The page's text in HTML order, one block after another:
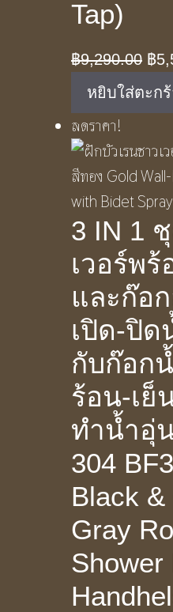
Tap)
฿9,290.00
price
฿
หยิบใส่ตะก
ลดราคา!
3 IN 1
เวอร์พ
และก๊อ
เปิด-ปิด
กับก๊อก
ร้อน-เย็
ทำน้ำอุ่
304
Black &
Gray
Shower